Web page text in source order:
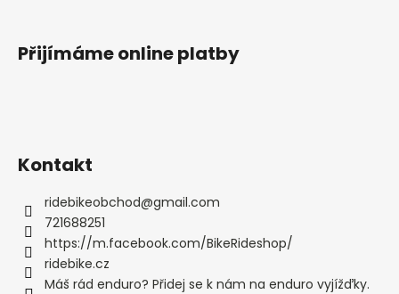
Přijímáme online platby
Kontakt
ridebikeobchod@gmail.com
721688251
https://m.facebook.com/BikeRideshop/
ridebike.cz
Máš rád enduro? Přidej se k nám na enduro vyjížďky.